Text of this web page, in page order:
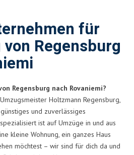
für
Regensburg
Regensburg nach Rovaniemi?
Holtzmann Regensburg,
und zuverlässiges
ist auf Umzüge in und aus
kleine Wohnung, ein ganzes Haus
möchtest – wir sind für dich da und